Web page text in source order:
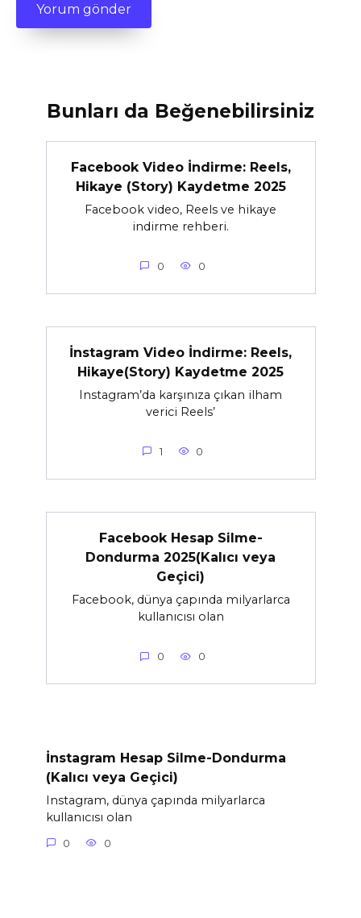
Bunları da Beğenebilirsiniz
Facebook Video İndirme: Reels,
Hikaye (Story) Kaydetme 2025
Facebook video, Reels ve hikaye
indirme rehberi.
0 0
İnstagram Video İndirme: Reels,
Hikaye(Story) Kaydetme 2025
Instagram’da karşınıza çıkan ilham
verici Reels’
1 0
Facebook Hesap Silme-
Dondurma 2025(Kalıcı veya
Geçici)
Facebook, dünya çapında milyarlarca
kullanıcısı olan
0 0
İnstagram Hesap Silme-Dondurma
(Kalıcı veya Geçici)
Instagram, dünya çapında milyarlarca
kullanıcısı olan
0 0